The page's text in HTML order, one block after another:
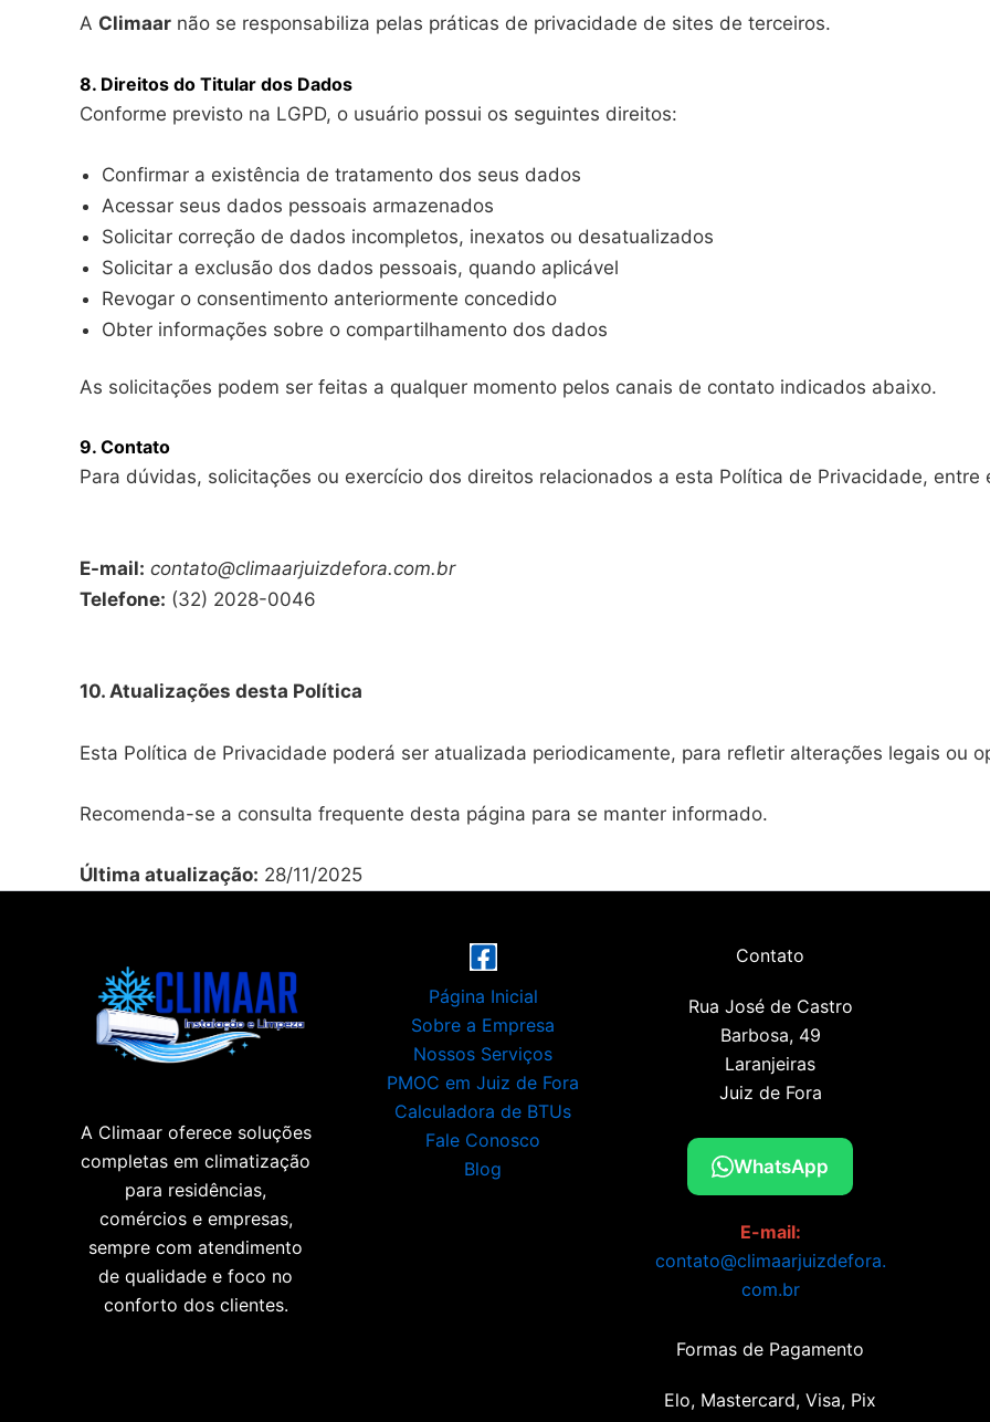
A Climaar não se responsabiliza pelas práticas de privacidade de sites de terceiros.
8. Direitos do Titular dos Dados
Conforme previsto na LGPD, o usuário possui os seguintes direitos:
Confirmar a existência de tratamento dos seus dados
Acessar seus dados pessoais armazenados
Solicitar correção de dados incompletos, inexatos ou desatualizados
Solicitar a exclusão dos dados pessoais, quando aplicável
Revogar o consentimento anteriormente concedido
Obter informações sobre o compartilhamento dos dados
As solicitações podem ser feitas a qualquer momento pelos canais de contato indicados abaixo.
9. Contato
Para dúvidas, solicitações ou exercício dos direitos relacionados a esta Política de Privacidade, entre
E-mail: contato@climaarjuizdefora.com.br
Telefone: (32) 2028-0046
10. Atualizações desta Política
Esta Política de Privacidade poderá ser atualizada periodicamente, para refletir alterações legais ou
Recomenda-se a consulta frequente desta página para se manter informado.
Última atualização: 28/11/2025
A Climaar oferece soluções
completas em climatização
para residências,
comércios e empresas,
sempre com atendimento
de qualidade e foco no
conforto dos clientes.
Página Inicial
Sobre a Empresa
Nossos Serviços
PMOC em Juiz de Fora
Calculadora de BTUs
Fale Conosco
Blog
Contato
Rua José de Castro
Barbosa, 49
Laranjeiras
Juiz de Fora
WhatsApp
E-mail:
contato@climaarjuizdefora.
com.br
Formas de Pagamento
Elo, Mastercard, Visa, Pix